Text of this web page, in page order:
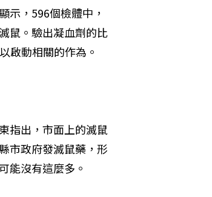
示，596個檢體中，
鼠。驗出凝血劑的比
啟動相關的作為。
指出，市面上的滅鼠
市政府發滅鼠藥，形
能沒有這麼多。